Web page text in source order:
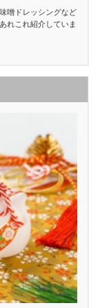
噌ドレッシングなど
れこれ紹介していま